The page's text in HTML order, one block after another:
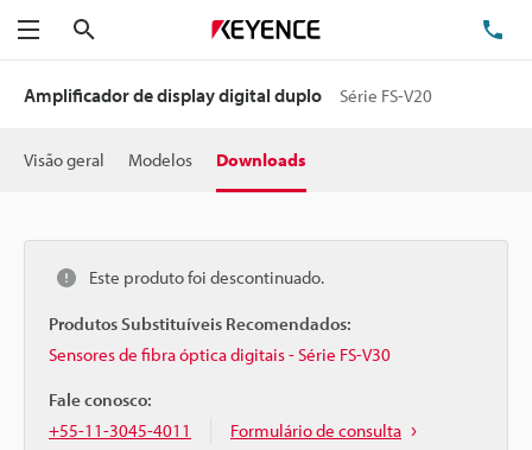
Menu
Amplificador de display digital duplo Série FS-V20
Visão geral Modelos Downloads
Este produto foi descontinuado.
Produtos Substituíveis Recomendados:
Sensores de fibra óptica digitais - Série FS-V30
Fale conosco:
+55-11-3045-4011
Formulário de consulta